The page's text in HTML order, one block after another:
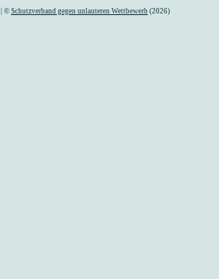
| © Schutzverband gegen unlauteren Wettbewerb (2026)